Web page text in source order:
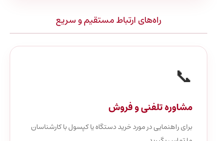
راه‌های ارتباط مستقیم و سریع
📞
مشاوره تلفنی و فروش
برای راهنمایی در مورد خرید دستگاه یا کپسول با کارشناسان